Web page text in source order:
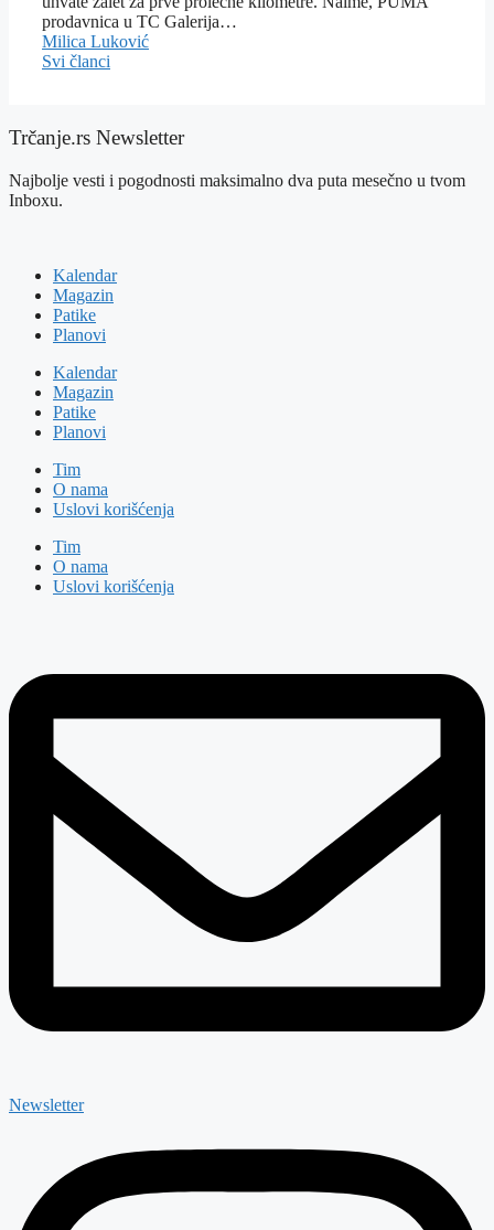
prodavnica u TC Galerija…
Milica Luković
Svi članci
Trčanje.rs Newsletter
Najbolje vesti i pogodnosti maksimalno dva puta mesečno u tvom
Inboxu.
Kalendar
Magazin
Patike
Planovi
Kalendar
Magazin
Patike
Planovi
Tim
O nama
Uslovi korišćenja
Tim
O nama
Uslovi korišćenja
Newsletter